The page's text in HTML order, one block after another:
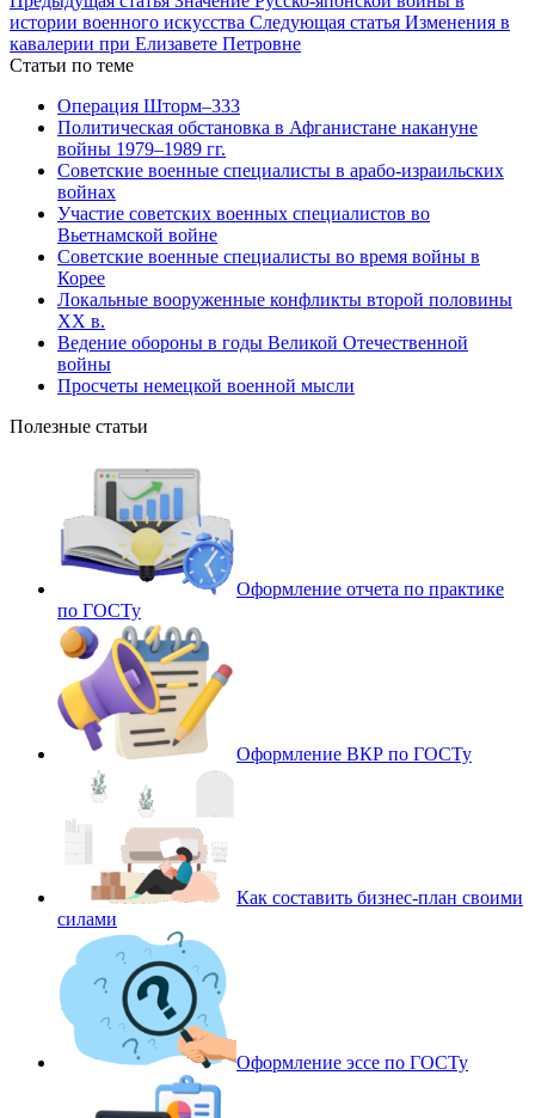
истории военного искусства Следующая статья Изменения в
кавалерии при Елизавете Петровне
Статьи по теме
Операция Шторм–333
Политическая обстановка в Афганистане накануне
войны 1979–1989 гг.
Советские военные специалисты в арабо-израильских
войнах
Участие советских военных специалистов во
Вьетнамской войне
Советские военные специалисты во время войны в
Корее
Локальные вооруженные конфликты второй половины
XX в.
Ведение обороны в годы Великой Отечественной
войны
Просчеты немецкой военной мысли
Полезные статьи
Оформление отчета по практике
по ГОСТу
Оформление ВКР по ГОСТу
Как составить бизнес-план своими
силами
Оформление эссе по ГОСТу